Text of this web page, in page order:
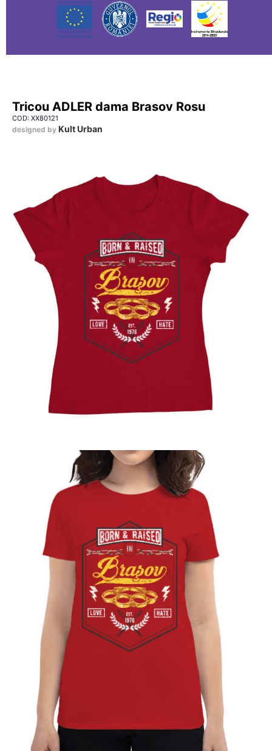
Tricou ADLER dama Brasov Rosu
COD: XX80121
designed by Kult Urban